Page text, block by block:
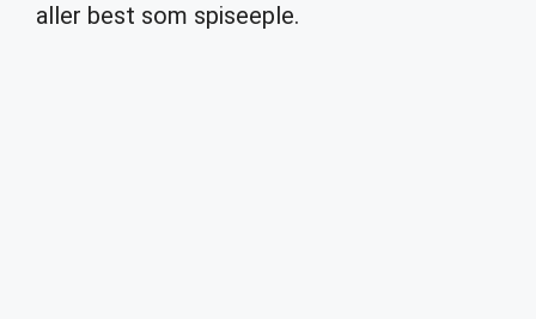
aller best som spiseeple.